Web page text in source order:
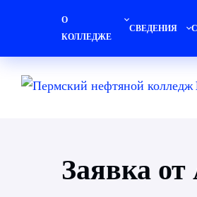
О
КОЛЛЕДЖЕ
СВЕДЕНИЯ
Заявка